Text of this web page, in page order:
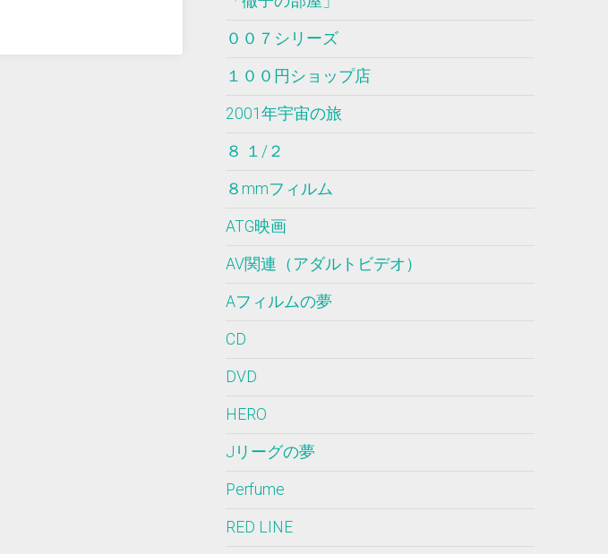
００７シリーズ
１００円ショップ店
2001年宇宙の旅
８ １/２
８mmフィルム
ATG映画
AV関連（アダルトビデオ）
Aフィルムの夢
CD
DVD
HERO
Jリーグの夢
Perfume
RED LINE